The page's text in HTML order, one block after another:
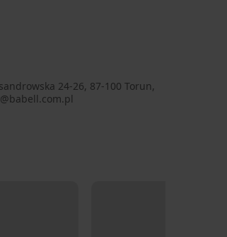
24-26, 87-100 Torun,